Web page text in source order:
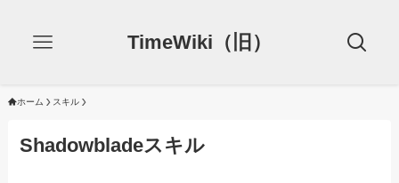
TimeWiki（旧）
ホーム スキル
Shadowbladeスキル